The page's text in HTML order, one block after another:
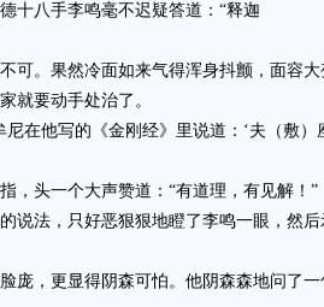
八手李鸣毫不迟疑答道：“释迦
。果然冷面如来气得浑身抖颤，面容大
要动手处治了。
他写的《金刚经》里说道：‘夫（敷）
头一个大声赞道：“有道理，有见解！”
法，只好恶狠狠地瞪了李鸣一眼，然后
，更显得阴森可怕。他阴森森地问了一